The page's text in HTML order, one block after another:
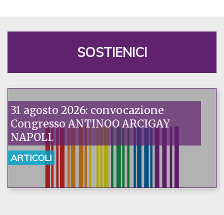
SOSTIENICI
31 agosto 2026: convocazione
Congresso ANTINOO ARCIGAY
NAPOLI.
ARTICOLI